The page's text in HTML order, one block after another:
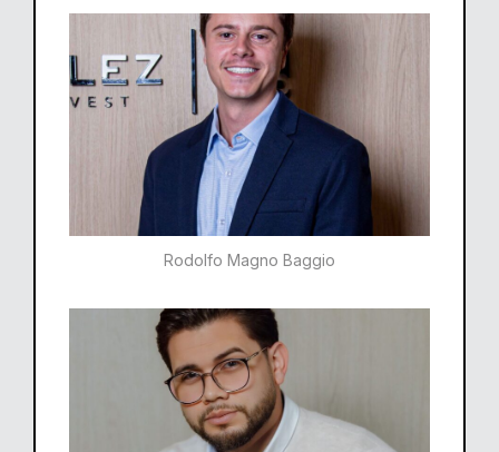
Rodolfo Magno Baggio​​